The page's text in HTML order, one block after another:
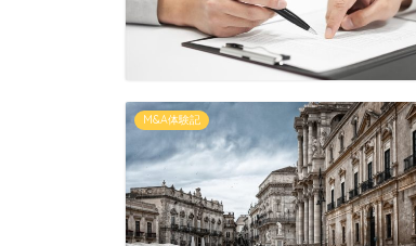
M&A体験記